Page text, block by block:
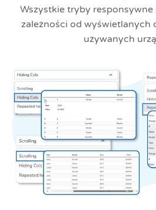
Wszystkie tryby
zależności od wyświetlanych
używanych